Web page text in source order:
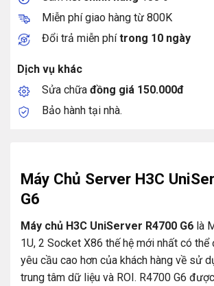
Miễn phí giao hàng từ 800K
Đổi trả miễn phítrong 10 ngày
Dịch vụ khác
Sửa chữa đồng giá 150.000đ
Bảo hành tại nhà.
Máy Chủ Server H3C
G6
Máy chủ H3C UniServer R4700 G6 là
1U, 2 Socket X86 thế hệ mới nhất có thể
yêu cầu cao hơn của khách hàng về sử
trung tâm dữ liệu và ROI. R4700 G6